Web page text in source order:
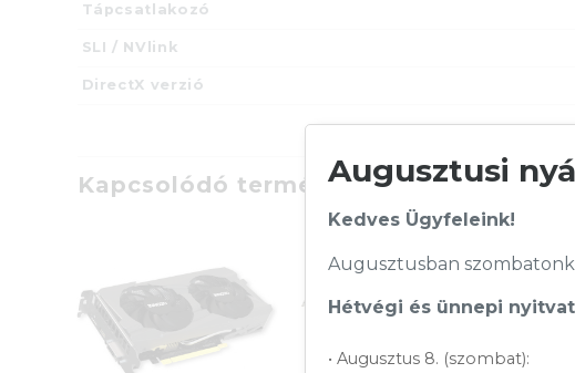
Tápcsatlakozó
SLI / NVlink
DirectX verzió
Kapcsolódó termékekAugusztusi
Kedves Ügyfeleink!
Augusztusban
Hétvégi és ünnepi
• Augusztus 8. (szombat):